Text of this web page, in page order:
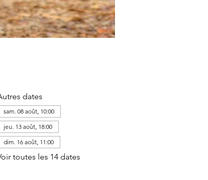
dates
sam. 08 août, 10:00
jeu. 13 août, 18:00
dim. 16 août, 11:00
toutes les 14 dates